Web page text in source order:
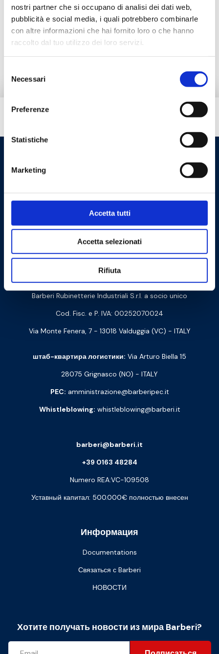
nostri partner che si occupano di analisi dei dati web,
pubblicità e social media, i quali potrebbero combinarle
con altre informazioni che hai fornito loro o che hanno
raccolto dal tuo utilizzo dei loro servizi.
delNecessari
Preferenze
Statistiche
Marketing
Accetta tutti
Accetta selezionati
Rifiuta
Документация
Cookie Policy Privacy Policy
Связаться с нами
Barberi Rubinetterie Industriali S.r.l. a socio unico
Cod. Fisc. e P. IVA: 00252070024
Via Monte Fenera, 7 - 13018 Valduggia (VC) - ITALY
штаб-квартира логистики: Via Arturo Biella 15
28075 Grignasco (NO) - ITALY
PEC: amministrazione@barberipec.it
Whistleblowing: whistleblowing@barberi.it
Информация
Documentations
Связаться с Barberi
НОВОСТИ
barberi@barberi.it
+39 0163 48284
Numero REA:VC-109508
Уставный капитал: 500.000€ полностью внесен
Хотите получать новости из мира Barberi?